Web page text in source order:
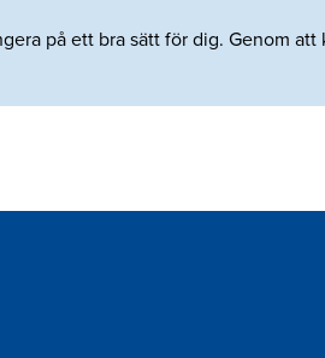
på ett bra sätt för dig. Genom att